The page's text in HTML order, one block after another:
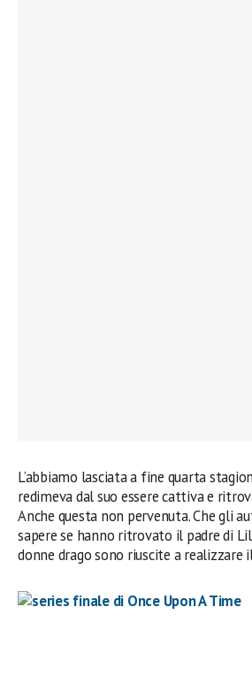
L’abbiamo lasciata a fine quarta
redimeva dal suo essere cattiva e
Anche questa non pervenuta. Che gli
sapere se hanno ritrovato il padre di
donne drago sono riuscite a